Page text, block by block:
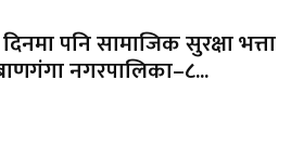
पनि सामाजिक सुरक्षा भत्ता
नगरपालिका–८...